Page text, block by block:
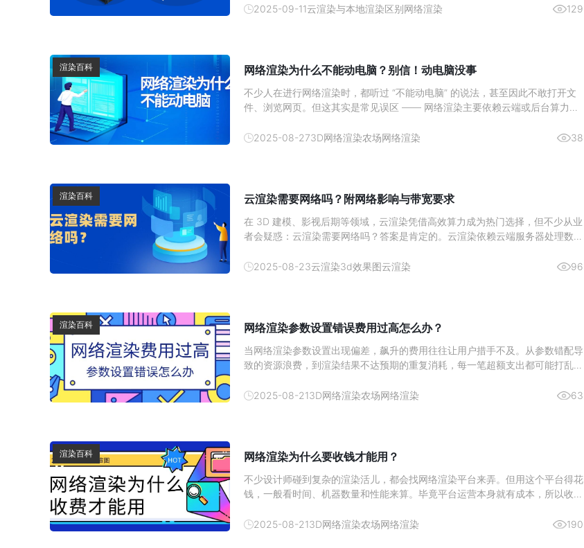
本极高，后者按需付费，不仅算力强，渲染速度还轻松超本地。
2025-09-11云渲染与本地渲染区别网络渲染 129
渲染百科 网络渲染为什么不能动电脑？别信！动电脑没事
不少人在进行网络渲染时，都听过 “不能动电脑” 的说法，甚至因此不敢打开文
件、浏览网页。但这其实是常见误区 —— 网络渲染主要依赖云端或后台算力，
等，根本不会影响渲染进程，也不会导致渲染出错。
2025-08-273D网络渲染农场网络渲染 38
渲染百科 云渲染需要网络吗？附网络影响与带宽要求
在 3D 建模、影视后期等领域，云渲染凭借高效算力成为热门选择，但不少从业
者会疑惑：云渲染需要网络吗？答案是肯定的。云渲染依赖云端服务器处理数
网络支持。而网络稳定性直接影响渲染效率，带宽不足还可能导致任务卡顿、素
2025-08-23云渲染3d效果图云渲染 96
渲染百科 网络渲染参数设置错误费用过高怎么办？
当网络渲染参数设置出现偏差，飙升的费用往往让用户措手不及。从参数错配导
致的资源浪费，到渲染结果不达预期的重复消耗，每一笔超额支出都可能打乱项
解问题根源，提供实用解决方案，帮你摆脱费用失控的困境。
2025-08-213D网络渲染农场网络渲染 63
渲染百科 网络渲染为什么要收钱才能用？
不少设计师碰到复杂的渲染活儿，都会找网络渲染平台来弄。但用这个平台得花
钱，一般看时间、机器数量和性能来算。毕竟平台运营本身就有成本，所以收费
钱，希望能帮到大家。
2025-08-213D网络渲染农场网络渲染 190